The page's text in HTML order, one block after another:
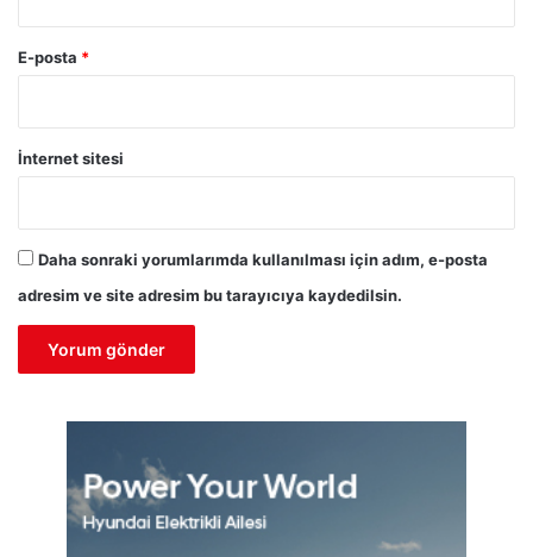
E-posta *
İnternet sitesi
Daha sonraki yorumlarımda kullanılması için adım, e-posta
adresim ve site adresim bu tarayıcıya kaydedilsin.